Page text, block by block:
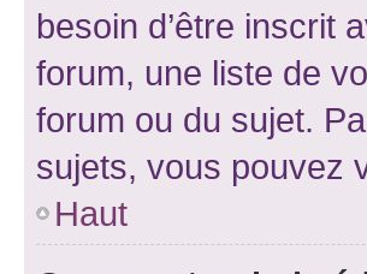
besoin d’être inscrit
forum, une liste de
forum ou du sujet.
sujets, vous pouvez
Haut